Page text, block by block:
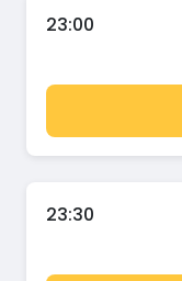
23:00
23:30